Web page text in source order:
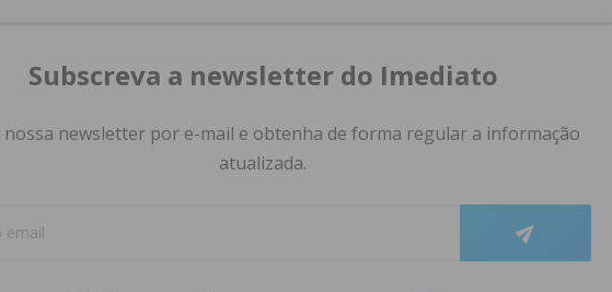
Subscreva a newsletter do Imediato
nossa newsletter por e-mail e obtenha de forma regular a informação
atualizada.